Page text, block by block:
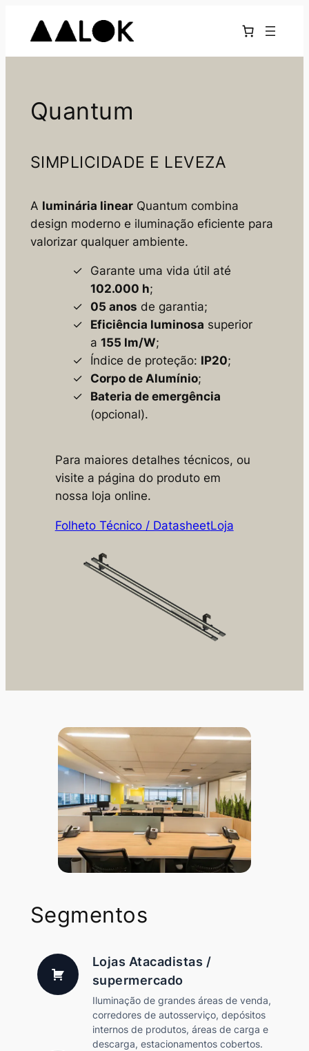
Quantum
SIMPLICIDADE E LEVEZA
A luminária linearQuantum combina
design moderno e iluminação eficiente para
valorizar qualquer ambiente.
Garante uma vida útil até
102.000 h;
05 anos de garantia;
Eficiência luminosa superior
a 155 lm/W;
Índice de proteção: IP20;
Corpo de Alumínio;
Bateria de emergência
(opcional).
Para maiores detalhes técnicos, ou
visite a página do produto em
nossa loja online.
Folheto Técnico / DatasheetLoja
Segmentos
Lojas Atacadistas /
supermercado
Iluminação de grandes áreas de venda,
corredores de autosserviço, depósitos
internos de produtos, áreas de carga e
descarga, estacionamentos cobertos.